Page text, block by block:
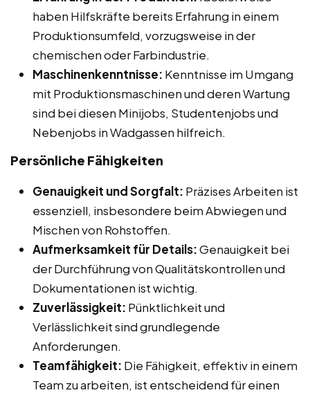
haben Hilfskräfte bereits Erfahrung in einem
Produktionsumfeld, vorzugsweise in der
chemischen oder Farbindustrie.
Maschinenkenntnisse: Kenntnisse im Umgang
mit Produktionsmaschinen und deren Wartung
sind bei diesen Minijobs, Studentenjobs und
Nebenjobs in Wadgassen hilfreich.
Persönliche Fähigkeiten
Genauigkeit und Sorgfalt: Präzises Arbeiten ist
essenziell, insbesondere beim Abwiegen und
Mischen von Rohstoffen.
Aufmerksamkeit für Details:Genauigkeit bei
der Durchführung von Qualitätskontrollen und
Dokumentationen ist wichtig.
Zuverlässigkeit: Pünktlichkeit und
Verlässlichkeit sind grundlegende
Anforderungen.
Teamfähigkeit: Die Fähigkeit, effektiv in einem
Team zu arbeiten, ist entscheidend für einen